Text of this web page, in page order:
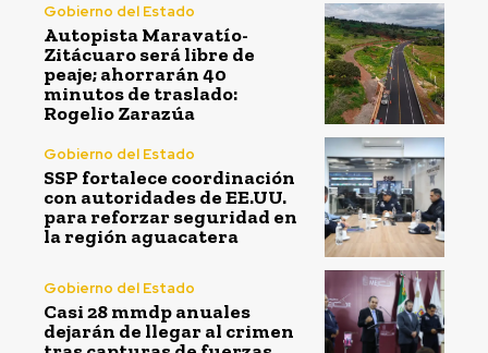
Gobierno del Estado
Autopista Maravatío-
Zitácuaro será libre de
peaje; ahorrarán 40
minutos de traslado:
Rogelio Zarazúa
Gobierno del Estado
SSP fortalece coordinación
con autoridades de EE.UU.
para reforzar seguridad en
la región aguacatera
Gobierno del Estado
Casi 28 mmdp anuales
dejarán de llegar al crimen